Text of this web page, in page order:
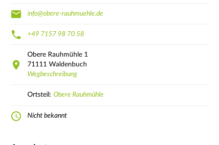
info@obere-rauhmuehle.de
+49 7157 98 70 58
Obere Rauhmühle 1
71111 Waldenbuch
Wegbeschreibung
Ortsteil: Obere Rauhmühle
Nicht bekannt